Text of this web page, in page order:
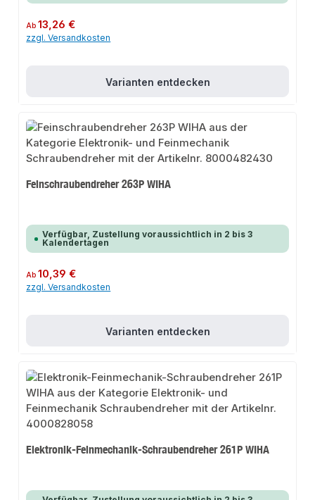
Regulärer Preis:
Ab13,26 €
zzgl. Versandkosten
Varianten entdecken
Feinschraubendreher 263P WIHA
Verfügbar, Zustellung voraussichtlich in 2 bis 3
Kalendertagen
Regulärer Preis:
Ab10,39 €
zzgl. Versandkosten
Varianten entdecken
Elektronik-Feinmechanik-Schraubendreher 261P WIHA